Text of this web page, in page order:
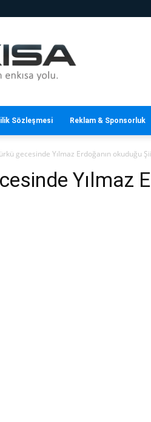
Sözleşmesi Reklam & Sponsorluk
gecesinde Yılmaz Erdoğanın okuduğu
Yılmaz